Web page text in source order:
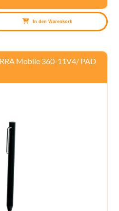
In den Warenkorb
Mobile 360-11V4/ PAD